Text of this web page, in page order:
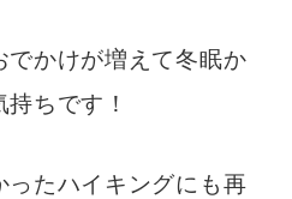
でかけが増えて冬眠か
ちです！
ったハイキングにも再